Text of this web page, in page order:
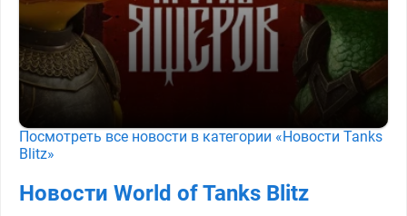
Посмотреть все новости в категории «Новости Tanks
Blitz»
Новости World of Tanks Blitz